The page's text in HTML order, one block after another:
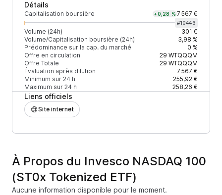
Détails
Capitalisation boursière +0,28 % 7 567 €
#10446
Volume (24h)
301 €
Volume/Capitalisation boursière (24h)
3,98 %
Prédominance sur la cap. du marché
0 %
Offre en circulation
29 WTQQQM
Offre Totale
29 WTQQQM
Évaluation après dilution
7 567 €
Minimum sur 24 h
255,92 €
Maximum sur 24 h
258,26 €
Liens officiels
Site internet
À Propos du Invesco NASDAQ 100
(ST0x Tokenized ETF)
Aucune information disponible pour le moment.